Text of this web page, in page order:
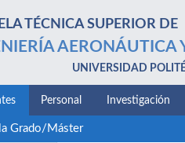
TÉCNICA SUPERIOR DE
AERONÁUTICA
UNIVERSIDAD
Personal Investigación
Grado/Máster